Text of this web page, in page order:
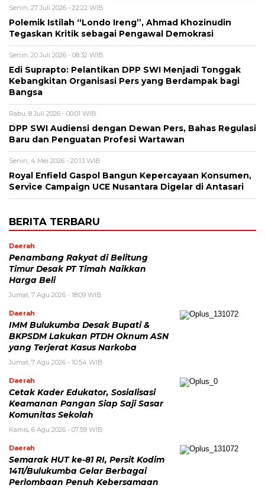
Senin, 27 Juli 2026 - 22:22 WIB
Polemik Istilah “Londo Ireng”, Ahmad Khozinudin
Tegaskan Kritik sebagai Pengawal Demokrasi
Senin, 20 Juli 2026 - 08:32 WIB
Edi Suprapto: Pelantikan DPP SWI Menjadi Tonggak
Kebangkitan Organisasi Pers yang Berdampak bagi
Bangsa
Rabu, 8 Juli 2026 - 00:01 WIB
DPP SWI Audiensi dengan Dewan Pers, Bahas Regulasi
Baru dan Penguatan Profesi Wartawan
Senin, 4 Mei 2026 - 20:13 WIB
Royal Enfield Gaspol Bangun Kepercayaan Konsumen,
Service Campaign UCE Nusantara Digelar di Antasari
BERITA TERBARU
Daerah
Penambang Rakyat di Belitung
Timur Desak PT Timah Naikkan
Harga Beli
Jumat, 7 Agu 2026 - 18:09 WIB
Daerah
IMM Bulukumba Desak Bupati &
BKPSDM Lakukan PTDH Oknum ASN
yang Terjerat Kasus Narkoba
Jumat, 7 Agu 2026 - 10:54 WIB
Daerah
Cetak Kader Edukator, Sosialisasi
Keamanan Pangan Siap Saji Sasar
Komunitas Sekolah
Kamis, 6 Agu 2026 - 07:59 WIB
Daerah
Semarak HUT ke-81 RI, Persit Kodim
1411/Bulukumba Gelar Berbagai
Perlombaan Penuh Kebersamaan